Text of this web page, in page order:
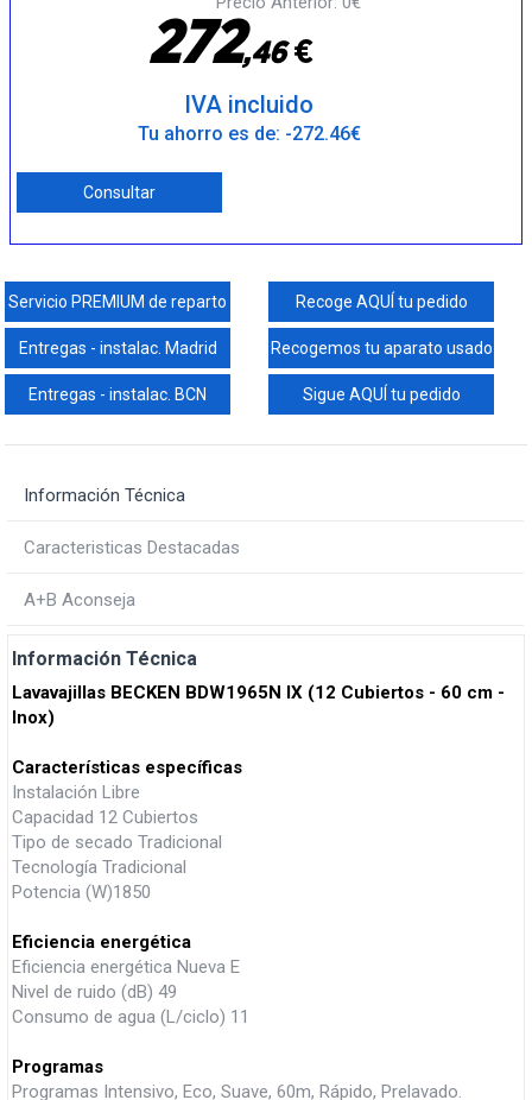
272,46€
IVA incluido
Tu ahorro es de: -272.46€
Consultar
Servicio PREMIUM de reparto Recoge AQUÍ tu pedido
Entregas - instalac. Madrid Recogemos tu aparato usado
Entregas - instalac. BCN Sigue AQUÍ tu pedido
Información Técnica
Caracteristicas Destacadas
A+B Aconseja
Información Técnica
Lavavajillas BECKEN BDW1965N IX (12 Cubiertos - 60 cm -
Inox)
Características específicas
Instalación Libre
Capacidad 12 Cubiertos
Tipo de secado Tradicional
Tecnología Tradicional
Potencia (W)1850
Eficiencia energética
Eficiencia energética Nueva E
Nivel de ruido (dB) 49
Consumo de agua (L/ciclo) 11
Programas
Programas Intensivo, Eco, Suave, 60m, Rápido, Prelavado.